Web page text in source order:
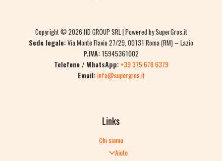
Copyright © 2026 HD GROUP SRL | Powered by SuperGros.it
Sede legale:Via Monte Flavio 27/29, 00131 Roma (RM) – Lazio
P.IVA:15945361002
Telefono / WhatsApp: +39 375 678 6379
Email:info@supergros.it
Links
Chi siamo
Aiuto